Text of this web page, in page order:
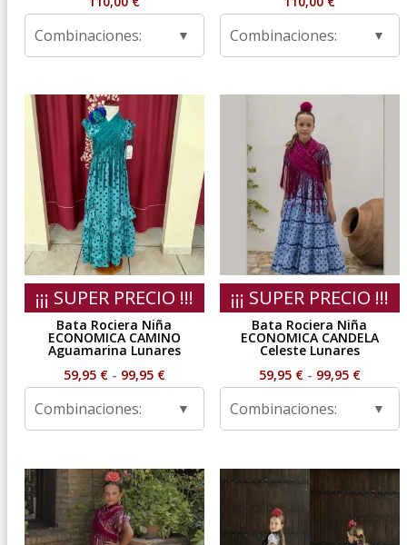
Combinaciones: Combinaciones:
¡¡¡ SUPER PRECIO !!!
Bata Rociera Niña
ECONOMICA CAMINO
Aguamarina Lunares
59,95 € - 99,95 €Rango
59,95 €
hasta
99,95 €
Combinaciones:
¡¡¡ SUPER PRECIO !!!
Bata Rociera Niña
ECONOMICA CANDELA
Celeste Lunares
59,95 € - 99,95 €Rango
59,95 €
hasta
99,95 €
Combinaciones: